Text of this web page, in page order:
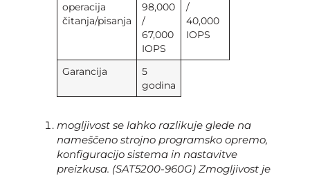
operacija
čitanja/pisanja
98,000
/
67,000
IOPS
/
40,000
IOPS
Garancija
5
godina
mogljivost se lahko razlikuje glede na
nameščeno strojno programsko opremo,
konfiguracijo sistema in nastavitve
preizkusa. (SAT5200-960G) Zmogljivost je